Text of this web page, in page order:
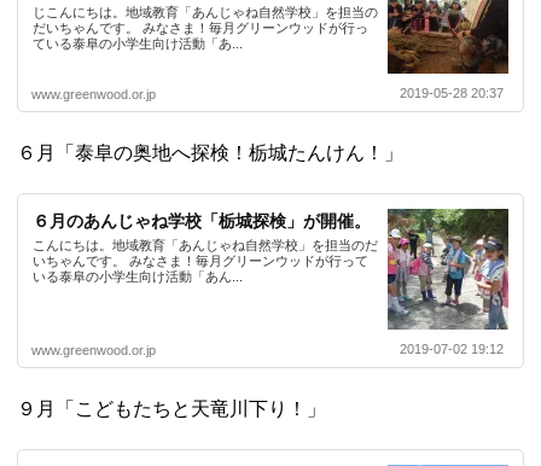
じこんにちは。地域教育「あんじゃね自然学校」を担当の
だいちゃんです。 みなさま！毎月グリーンウッドが行っ
ている泰阜の小学生向け活動「あ...
www.greenwood.or.jp 2019-05-28 20:37
６月「泰阜の奥地へ探検！栃城たんけん！」
６月のあんじゃね学校「栃城探検」が開催。
こんにちは。地域教育「あんじゃね自然学校」を担当のだ
いちゃんです。 みなさま！毎月グリーンウッドが行って
いる泰阜の小学生向け活動「あん...
www.greenwood.or.jp 2019-07-02 19:12
９月「こどもたちと天竜川下り！」